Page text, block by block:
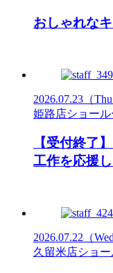
おしゃれな
2026.07.23 （Thu
姫路店ショール
【受付終了
工作を応援
2026.07.22 （
久留米店ショー